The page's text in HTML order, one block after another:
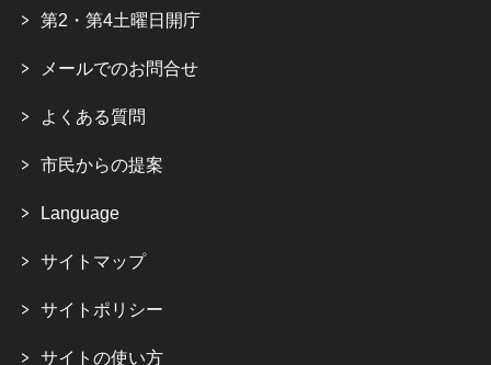
第2・第4土曜日開庁
メールでのお問合せ
よくある質問
市民からの提案
Language
サイトマップ
サイトポリシー
サイトの使い方